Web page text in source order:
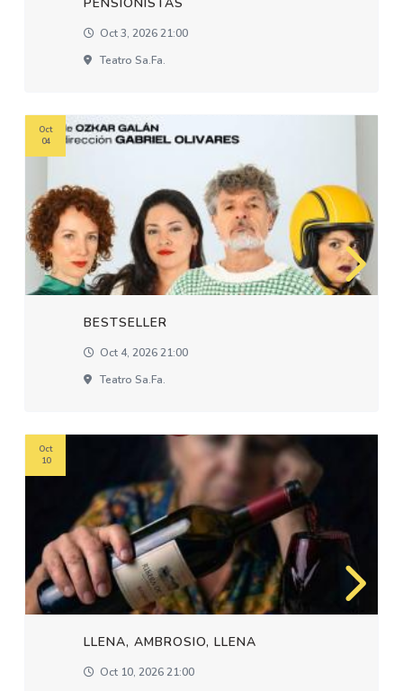
Oct 3, 2026 21:00
Teatro Sa.fa.
BESTSELLER
Oct 4, 2026 21:00
Teatro Sa.fa.
Oct
04
LLENA, AMBROSIO, LLENA
Oct 10, 2026 21:00
Oct
10